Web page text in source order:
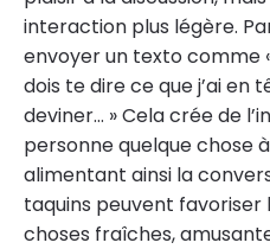
interaction plus légère.
envoyer un texto comme
dois te dire ce que j’ai en
deviner… » Cela crée de
personne quelque chose
alimentant ainsi la
taquins peuvent
choses fraîches,